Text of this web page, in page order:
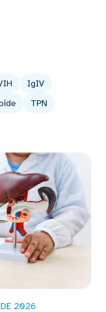
IgIV
TPN
2026